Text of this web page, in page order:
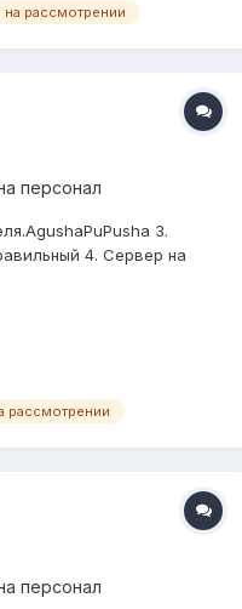
на рассмотрении
персонал
3.
4. Сервер на
рассмотрении
персонал